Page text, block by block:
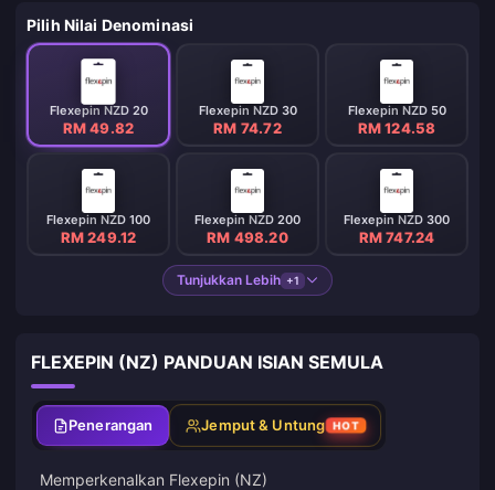
Pilih Nilai Denominasi
Flexepin NZD 20
RM 49.82
Flexepin NZD 30
RM 74.72
Flexepin NZD 50
RM 124.58
Flexepin NZD 100
RM 249.12
Flexepin NZD 200
RM 498.20
Flexepin NZD 300
RM 747.24
Tunjukkan Lebih +1
FLEXEPIN (NZ) PANDUAN ISIAN SEMULA
Penerangan Jemput & Untung HOT
Memperkenalkan Flexepin (NZ)